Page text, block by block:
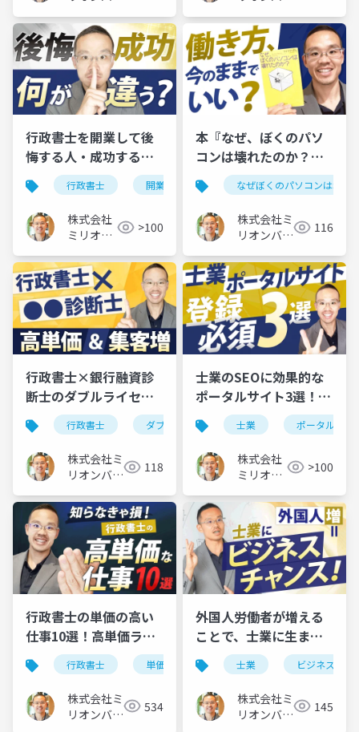
行政書士を開業して後
悔する人・成功する人
の違い×５【廃業しな
いための考え方】
行政書士 開業 後悔 廃業
株式会社
ミリオン
>100
本『なぜ、ぼくのパソ
コンは壊れたのか？』
に学ぶ、仕事と家庭の
両立：3つのコツ
なぜぼくのパソコンは壊れ
株式会社ミ
リオンバリ
116
行政書士×銀行融資診
断士のダブルライセン
スが熱い理由。高単価
＆集客にも有利
行政書士 ダブルライセンス 銀行融資診断士
株式会社ミ
リオンバリ
118
士業のSEOに効果的な
ポータルサイト3選！集
客のコツも解説
士業 ポータルサイ
株式会社
ミリオン
>100
行政書士の単価の高い
仕事10選！高単価ラン
キング1位はどれ？
行政書士 単価の高い仕事
株式会社ミ
リオンバリ
534
外国人労働者が増える
ことで、士業に生まれ
る新たなビジネスチャ
ンス
士業 ビジネスチャ
株式会社ミ
リオンバリ
145